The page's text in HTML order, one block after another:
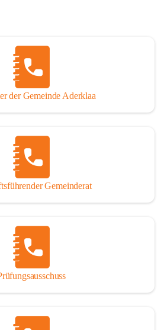
der Gemeinde Aderklaa
Gemeinderat